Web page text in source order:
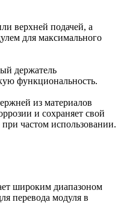
верхней подачей, а
для максимального
держатель
функциональность.
из материалов
и сохраняет свой
частом использовании.
широким диапазоном
перевода модуля в